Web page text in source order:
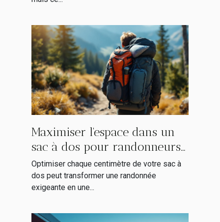
Maximiser l'espace dans un
sac à dos pour randonneurs
avertis
Optimiser chaque centimètre de votre sac à
dos peut transformer une randonnée
exigeante en une...